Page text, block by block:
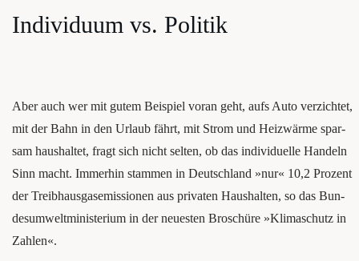
Indi­vi­du­um vs. Politik
Aber auch wer mit gutem Bei­spiel vor­an geht, aufs Auto ver­zich­tet,
mit der Bahn in den Urlaub fährt, mit Strom und Heiz­wär­me spar­
sam haus­hal­tet, fragt sich nicht sel­ten, ob das indi­vi­du­el­le Han­deln
Sinn macht. Immer­hin stam­men in Deutsch­land »nur« 10,2 Pro­zent
der Treib­haus­gas­emis­sio­nen aus pri­va­ten Haus­hal­ten, so das Bun­
des­um­welt­mi­nis­te­ri­um in der neu­es­ten Broschüre »Kli­ma­schutz in
Zahlen«.